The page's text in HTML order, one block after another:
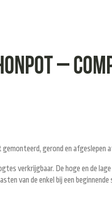
–
gerond en afgeslepen
verkrijgbaar. De hoge en de
van de enkel bij een beginnende